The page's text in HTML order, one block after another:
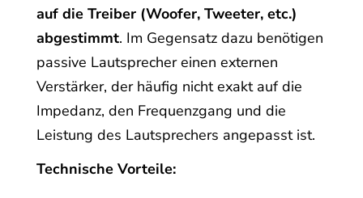
auf die Treiber (Woofer, Tweeter, etc.)
abgestimmt. Im Gegensatz dazu benötigen
passive Lautsprecher einen externen
Verstärker, der häufig nicht exakt auf die
Impedanz, den Frequenzgang und die
Leistung des Lautsprechers angepasst ist.
Technische Vorteile: